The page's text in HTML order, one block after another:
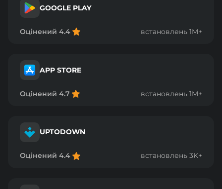
GOOGLE PLAY
Оцінений 4.4 встановлень 1M+
APP STORE
Оцінений 4.7 встановлень 1M+
UPTODOWN
Оцінений 4.4 встановлень 3K+